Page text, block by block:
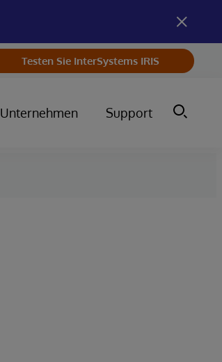
Testen Sie InterSystems IRIS
Unternehmen Support